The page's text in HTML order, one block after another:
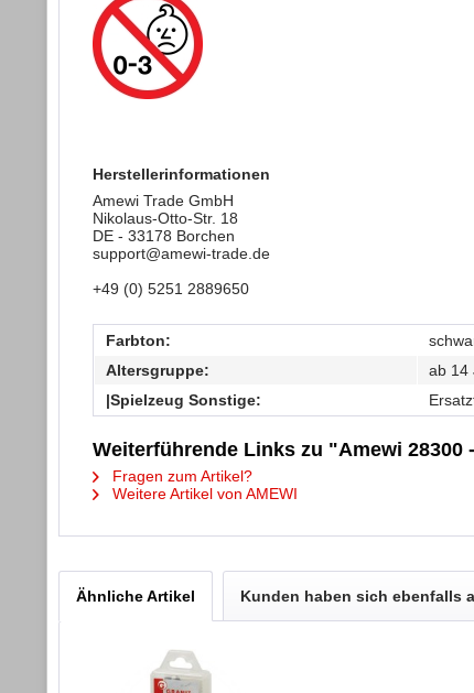
Herstellerinformationen
Amewi Trade GmbH
Nikolaus-Otto-Str. 18
DE - 33178 Borchen
support@amewi-trade.de
+49 (0) 5251 2889650
Farbton:
Altersgruppe:
ab 14
|Spielzeug Sonstige:
Weiterführende Links zu "Amewi
Fragen zum Artikel?
Weitere Artikel von AMEWI
Ähnliche Artikel Kunden haben sich ebenfalls